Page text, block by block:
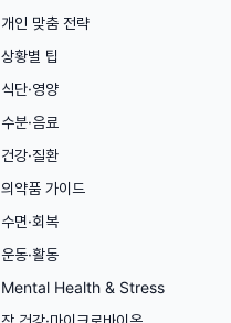
개인 맞춤 전략
상황별 팁
식단·영양
수분·음료
건강·질환
의약품 가이드
수면·회복
운동·활동
Mental Health & Stress